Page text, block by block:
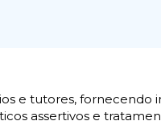
e tutores, fornecendo
assertivos e